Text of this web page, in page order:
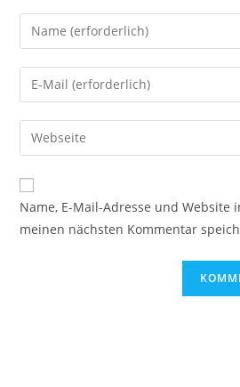
Gib
deinen
Namen
oder
zum
Kommentieren
ein
Gib
deine
E-
Mail-
zum
Kommentieren
ein
Gib
deine
Website-
URL
Name, E-Mail-Adresse und Website
meinen nächsten Kommentar